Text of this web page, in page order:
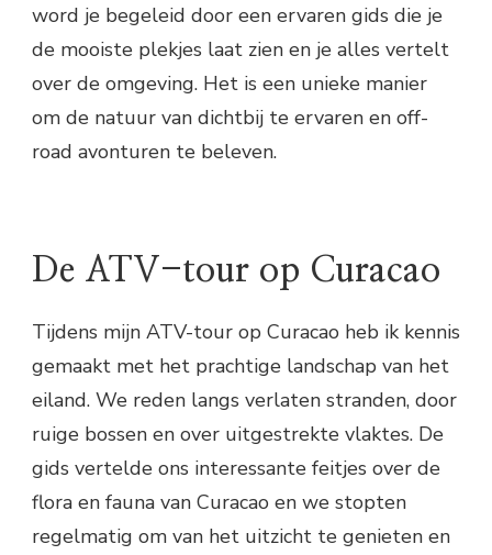
word je begeleid door een ervaren gids die je
de mooiste plekjes laat zien en je alles vertelt
over de omgeving. Het is een unieke manier
om de natuur van dichtbij te ervaren en off-
road avonturen te beleven.
De ATV-tour op Curacao
Tijdens mijn ATV-tour op Curacao heb ik kennis
gemaakt met het prachtige landschap van het
eiland. We reden langs verlaten stranden, door
ruige bossen en over uitgestrekte vlaktes. De
gids vertelde ons interessante feitjes over de
flora en fauna van Curacao en we stopten
regelmatig om van het uitzicht te genieten en